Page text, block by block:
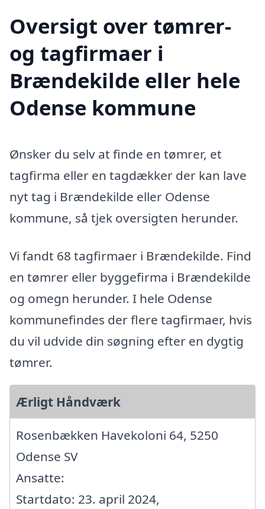
Oversigt over tømrer-
og tagfirmaer i
Brændekilde eller hele
Odense kommune
Ønsker du selv at finde en tømrer, et
tagfirma eller en tagdækker der kan lave
nyt tag i Brændekilde eller Odense
kommune, så tjek oversigten herunder.
Vi fandt 68 tagfirmaer i Brændekilde. Find
en tømrer eller byggefirma i Brændekilde
og omegn herunder. I hele Odense
kommunefindes der flere tagfirmaer, hvis
du vil udvide din søgning efter en dygtig
tømrer.
Ærligt Håndværk
Rosenbækken Havekoloni 64, 5250
Odense SV
Ansatte:
Startdato: 23. april 2024,